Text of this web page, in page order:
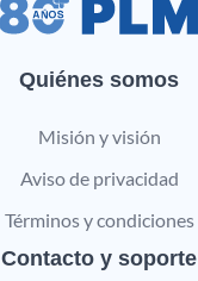
Quiénes somos
Misión y visión
Aviso de privacidad
Términos y condiciones
Contacto y soporte